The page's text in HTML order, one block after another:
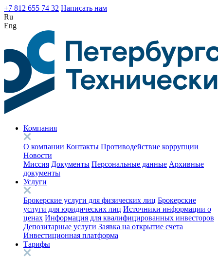
+7 812 655 74 32 Написать нам
Ru
Eng
Компания
О компании Контакты Противодействие коррупции
Новости
Миссия Документы Персональные данные Архивные
документы
Услуги
Брокерские услуги для физических лиц Брокерские
услуги для юридических лиц Источники информации о
ценах Информация для квалифицированных инвесторов
Депозитарные услуги Заявка на открытие счета
Инвестиционная платформа
Тарифы